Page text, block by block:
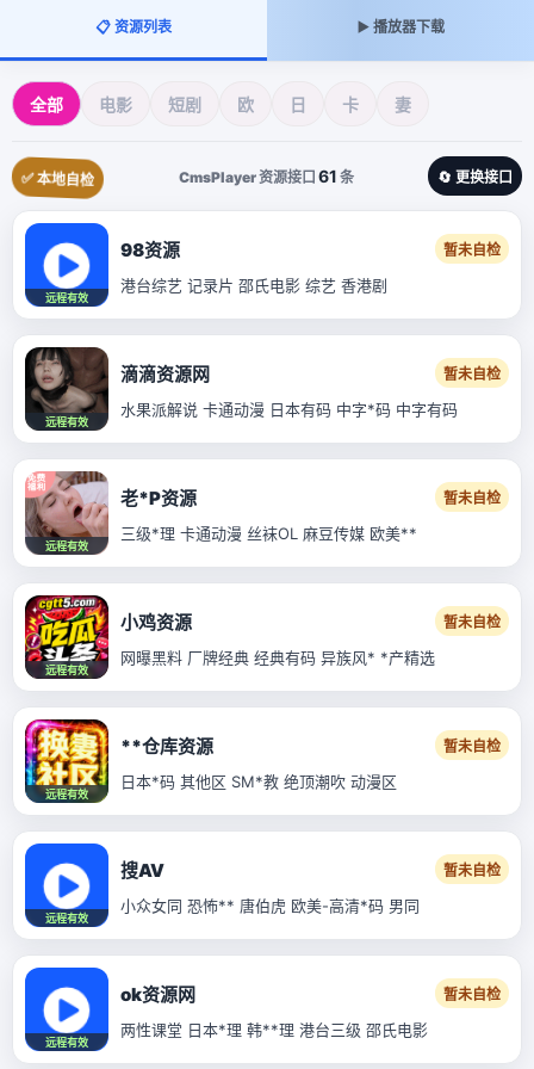
📋 资源列表 ▶️ 播放器下载
全部 电影 短剧 欧 日 卡 妻
✅ 本地自检 CmsPlayer 资源接口 61 条 🔄 更换接口
远程有效
98资源 暂未自检
港台综艺 记录片 邵氏电影 综艺 香港剧
远程有效
滴滴资源网 暂未自检
水果派解说 卡通动漫 日本有码 中字*码 中字有码
远程有效
老*P资源 暂未自检
三级*理 卡通动漫 丝袜OL 麻豆传媒 欧美**
远程有效
小鸡资源 暂未自检
网曝黑料 厂牌经典 经典有码 异族风* *产精选
远程有效
**仓库资源 暂未自检
日本*码 其他区 SM*教 绝顶潮吹 动漫区
远程有效
搜AV 暂未自检
小众女同 恐怖** 唐伯虎 欧美-高清*码 男同
远程有效
ok资源网 暂未自检
两性课堂 日本*理 韩**理 港台三级 邵氏电影